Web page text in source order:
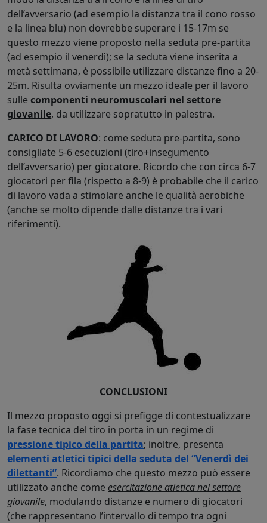
dell’avversario (ad esempio la distanza tra il cono rosso
e la linea blu) non dovrebbe superare i 15-17m se
questo mezzo viene proposto nella seduta pre-partita
(ad esempio il venerdì); se la seduta viene inserita a
metà settimana, è possibile utilizzare distanze fino a 20-
25m. Risulta ovviamente un mezzo ideale per il lavoro
sulle componenti neuromuscolari nel settore
giovanile, da utilizzare sopratutto in palestra.
CARICO DI LAVORO: come seduta pre-partita, sono
consigliate 5-6 esecuzioni (tiro+insegumento
dell’avversario) per giocatore. Ricordo che con circa 6-7
giocatori per fila (rispetto a 8-9) è probabile che il carico
di lavoro vada a stimolare anche le qualità aerobiche
(anche se molto dipende dalle distanze tra i vari
riferimenti).
CONCLUSIONI
Il mezzo proposto oggi si prefigge di contestualizzare
la fase tecnica del tiro in porta in un regime di
pressione tipico della partita; inoltre, presenta
elementi atletici tipici della seduta del “Venerdì dei
dilettanti”. Ricordiamo che questo mezzo può essere
utilizzato anche come esercitazione atletica nel settore
giovanile, modulando distanze e numero di giocatori
(che rappresentano l’intervallo di tempo tra ogni